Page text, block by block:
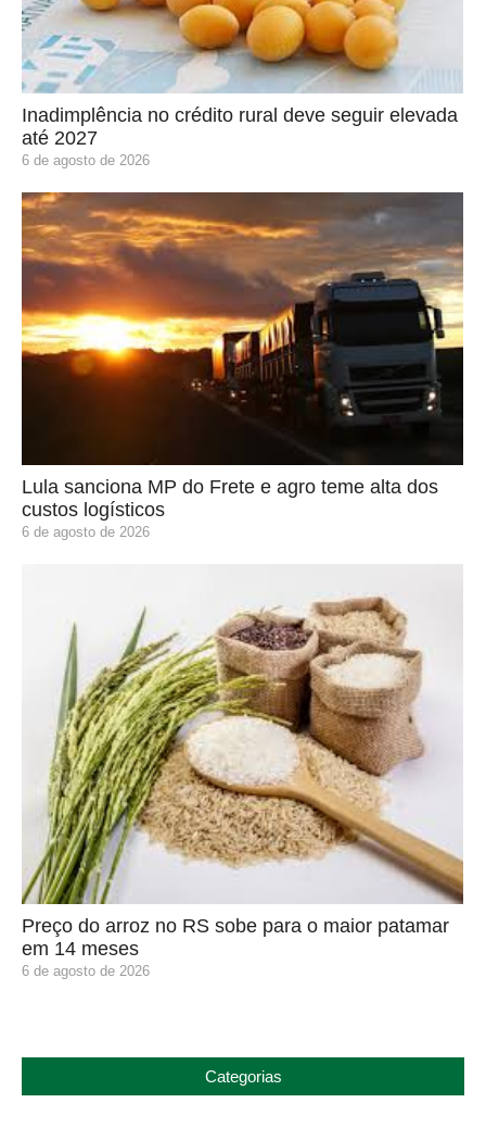
Inadimplência no crédito rural deve seguir elevada
até 2027
6 de agosto de 2026
Lula sanciona MP do Frete e agro teme alta dos
custos logísticos
6 de agosto de 2026
Preço do arroz no RS sobe para o maior patamar
em 14 meses
6 de agosto de 2026
Categorias